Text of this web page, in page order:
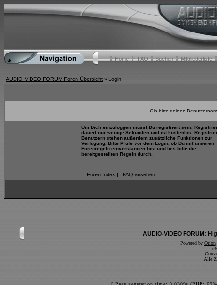
Home FAQ Suchen Mitgliederliste
AUDIO-VIDEO FORUM Foren-Übersicht » Login
Gib bitte deinen
Um Dich einzuloggen musst Du registriert sein.
dauert nur wenige Sekunden und ist kostenlos.
Benutzern stehen außerdem zusätzliche Funktionen zur
Verfügung. Bitte Prüfe vor dem Login, ob Du mit unseren
Forenregeln einverstanden bist und lies bitte die
bereitgestellten Regeln durch.
Foren Index | FAQ ansehen
AUDIO-VIDEO FORUM:
Powered by Orion
Alle
[ Page generation time: 0.0309s (PHP: